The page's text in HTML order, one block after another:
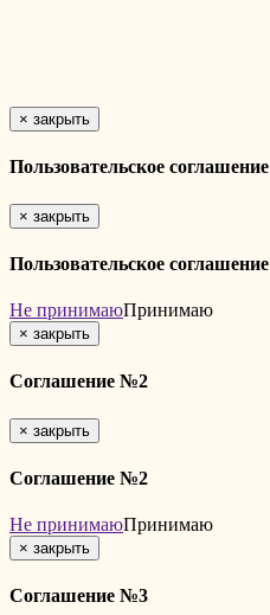
× закрыть
Пользовательское соглашение
× закрыть
Пользовательское соглашение
Не принимаюПринимаю
× закрыть
Соглашение №2
× закрыть
Соглашение №2
Не принимаюПринимаю
× закрыть
Соглашение №3